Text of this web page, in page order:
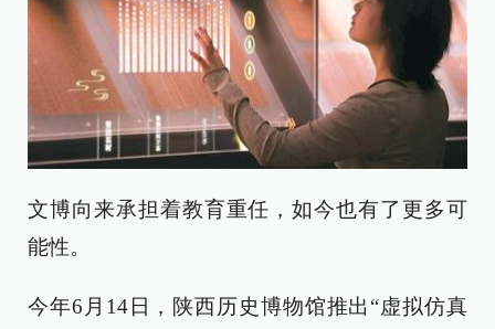
文博向来承担着教育重任，如今也有了更多可
能性。
今年6月14日，陕西历史博物馆推出“虚拟仿真